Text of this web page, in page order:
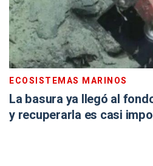
ECOSISTEMAS MARINOS
La basura ya llegó al
y recuperarla es casi